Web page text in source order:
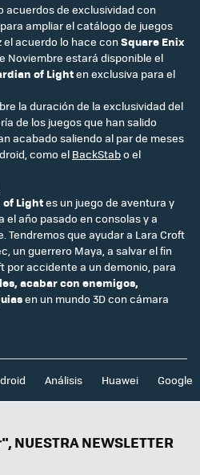
acuerdos de exclusividad con
ampliar el catálogo de juegos
el acuerdo lo hace con Square Enix
Noviembre estará disponible el
of Lighten exclusiva para el
la duración de la exclusividad del
de los juegos que han salido
acabado saliendo al par de meses
como el BackStabo el
of Lightes un juego de aventura y
año pasado en consolas y a
Tendremos que ayudar a Lara Croft
un guerrero Maya, a salvar el fin
por accidente a un demonio, para
acabar con enemigos,
en un mundo 3D con cámara
Análisis Huawei Google
NEWSLETTER